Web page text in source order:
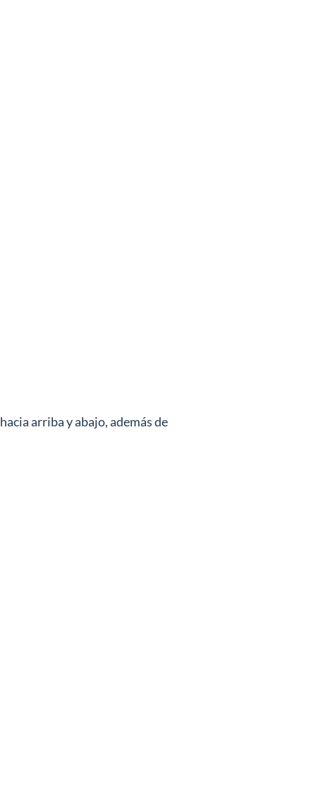
arriba y abajo, además de